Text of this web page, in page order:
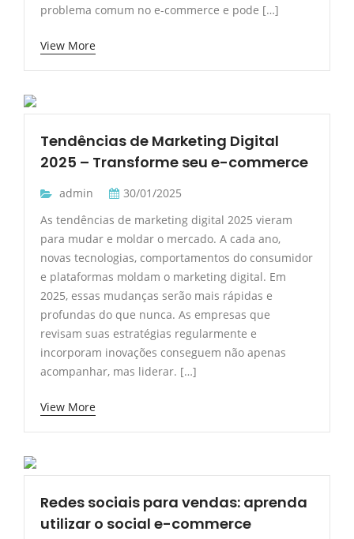
problema comum no e-commerce e pode […]
View More
Tendências de Marketing Digital
2025 – Transforme seu e-commerce
admin
30/01/2025
As tendências de marketing digital 2025 vieram
para mudar e moldar o mercado. A cada ano,
novas tecnologias, comportamentos do consumidor
e plataformas moldam o marketing digital. Em
2025, essas mudanças serão mais rápidas e
profundas do que nunca. As empresas que
revisam suas estratégias regularmente e
incorporam inovações conseguem não apenas
acompanhar, mas liderar. […]
View More
Redes sociais para vendas: aprenda
utilizar o social e-commerce